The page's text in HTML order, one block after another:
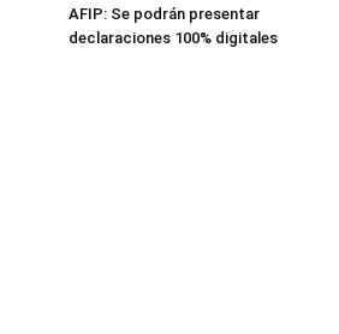
AFIP: Se podrán presentar
declaraciones 100% digitales